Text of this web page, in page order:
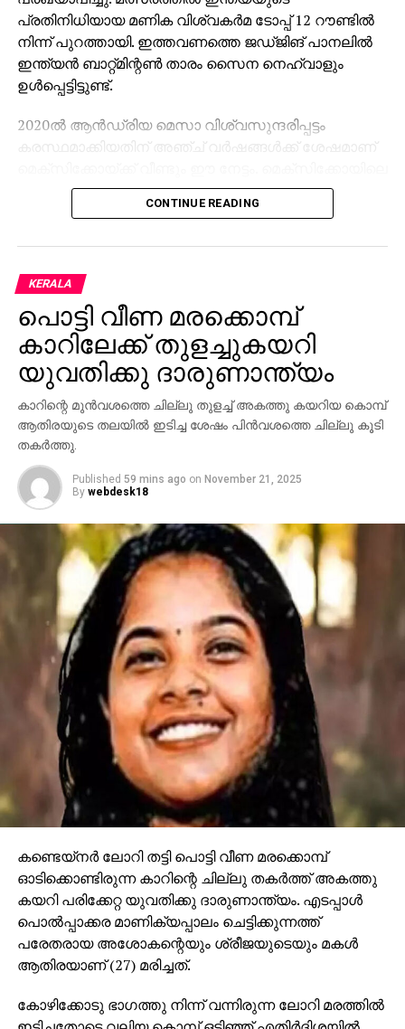
പ്രതിനിധിയായ മണിക വിശ്വകര്‍മ ടോപ്പ് 12 റൗണ്ടില്‍
നിന്ന് പുറത്തായി. ഇത്തവണത്തെ ജഡ്ജിങ് പാനലില്‍
ഇന്ത്യന്‍ ബാറ്റ്മിന്റണ്‍ താരം സൈന നെഹ്വാളും
ഉള്‍പ്പെട്ടിട്ടുണ്ട്.
2020ല്‍ ആന്‍ഡ്രിയ മെസാ വിശ്വസുന്ദരിപ്പട്ടം
കരസ്ഥമാക്കിയതിന് അഞ്ച് വര്‍ഷങ്ങള്‍ക്ക് ശേഷമാണ്
ടബാസ്‌കോയാണ് ഫാത്തിമ ബോഷിന്റെ പ്രദേശം.
ഫാത്തിമ ബോഷ് ഫെര്‍ണാണ്ടസ് എന്നാണ് മുഴുവന്‍
ഫാഷന്‍ ആന്റ് അപ്പാരല്‍ ഡിസൈന്‍സില്‍ ബിരുദം
കരസ്ഥമാക്കിയ ഫാത്തിമ ബോഷ് ഇറ്റലിയില്‍ നിന്ന്
ഉന്നത വിദ്യാഭ്യാസം കരസ്ഥമാക്കിയിട്ടുണ്ട്. ചെറിയ
പെണ്‍കുട്ടികളെ ശാക്തീകരിക്കുന്നതിന് എന്ത്
ചെയ്യുമെന്നായിരുന്നു ഫാത്തിമ ബോഷിനോട്
അവസാന റൗണ്ടില്‍ ചോദിച്ച ചോദ്യം. ‘ഒരു
വിശ്വസുന്ദരിയെന്ന നിലയില്‍ നിങ്ങളുടെ ശക്തിയില്‍
വിശ്വസിക്കാന്‍ ഞാന്‍ പറയും. നിങ്ങള്‍ നിങ്ങളില്‍
വിശ്വസിക്കണം, നിങ്ങളുടെ സ്വപ്നവും മനസും
പ്രധാനമാണ്. നിങ്ങളുടെ മൂല്യത്തെക്കുറിച്ച്
സംശയിക്കാന്‍ ആരെയും അനുവദിക്കരുത്,
എല്ലാത്തിനേക്കാളും മൂല്യമുള്ളത് നിങ്ങള്‍ക്ക് നിങ്ങള്‍
തന്നെയാണ്’, എന്നായിരുന്നു ഫാത്തിമ ബോഷിന്റെ
ഉത്തരം.
തായ്ലന്‍ഡില്‍ വെച്ച് മിസ് മെക്സിക്കോയെ ശകാരിച്ചു
ഈ മാസമാദ്യം മിസ് യൂണിവേഴ്‌സ് 2025 മത്സരത്തില്‍
അതിന്റെ തായ്ലന്‍ഡ് ഡയറക്ടര്‍ നവത്
ഇറ്റ്സരഗ്രിസില്‍ മിസ് മെക്സിക്കോ ഫാത്തിമ
ബോഷിനോട് ഒരു പ്രീ-പേജന്റ് പരിപാടിയില്‍
ആക്രോശിച്ചപ്പോള്‍ അത് പൊട്ടിത്തെറിച്ചു.
നവംബര്‍ 4 ന് മിസ് യൂണിവേഴ്‌സ്
മത്സരാര്‍ത്ഥികളുമായുള്ള കൂടിക്കാഴ്ചയില്‍,
ബാങ്കോക്കില്‍ നടന്ന 74-ാമത് മിസ്സ് യൂണിവേഴ്‌സ്
മത്സരത്തിന്റെ അവതാരകയായി തിരഞ്ഞെടുക്കപ്പെട്ട
ഇറ്റ്‌സരഗ്രിസില്‍, സൗന്ദര്യമത്സരത്തിന്റെ
പ്രൊമോഷണല്‍ പരിപാടിയില്‍ പങ്കെടുത്തില്ലെന്ന്
ആരോപിച്ച് ബോഷിനോട് പറഞ്ഞു.
മിസ്സ് യൂണിവേഴ്സ് തായ്ലന്‍ഡിന്റെ ഫേസ്ബുക്ക് ലൈവ്
സ്ട്രീമില്‍ പകര്‍ത്തിയ ഏറ്റുമുട്ടലില്‍, ഇറ്റ്‌സരഗ്രിസില്‍
ബോഷുമായി വഴക്കിടുന്നതും മിസ് മെക്സിക്കോ ടീമിനെ
വിമര്‍ശിക്കുന്നതും കണ്ടു.
CONTINUE READING
KERALA
പൊട്ടി വീണ മരക്കൊമ്പ്
കാറിലേക്ക് തുളച്ചുകയറി
യുവതിക്കു ദാരുണാന്ത്യം
കാറിന്റെ മുന്‍വശത്തെ ചില്ലു തുളച്ച് അകത്തു കയറിയ കൊമ്പ്
ആതിരയുടെ തലയില്‍ ഇടിച്ച ശേഷം പിന്‍വശത്തെ ചില്ലു കൂടി
തകര്‍ത്തു.
Published 59 mins ago on November 21, 2025
By webdesk18
കണ്ടെയ്‌നര്‍ ലോറി തട്ടി പൊട്ടി വീണ മരക്കൊമ്പ്
ഓടിക്കൊണ്ടിരുന്ന കാറിന്റെ ചില്ലു തകര്‍ത്ത് അകത്തു
കയറി പരിക്കേറ്റ യുവതിക്കു ദാരുണാന്ത്യം. എടപ്പാള്‍
പൊല്‍പ്പാക്കര മാണിക്യപ്പാലം ചെട്ടിക്കുന്നത്ത്
പരേതരായ അശോകന്റെയും ശ്രീജയുടെയും മകള്‍
ആതിരയാണ് (27) മരിച്ചത്.
കോഴിക്കോടു ഭാഗത്തു നിന്ന് വന്നിരുന്ന ലോറി മരത്തില്‍